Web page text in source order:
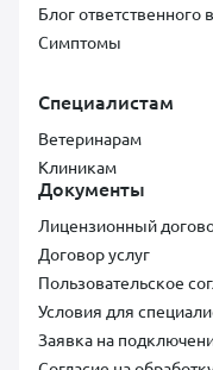
Блог ответственного
Симптомы
Специалистам
Ветеринарам
Клиникам
Документы
Лицензионный
Договор услуг
Пользовательское
Условия для
Заявка на